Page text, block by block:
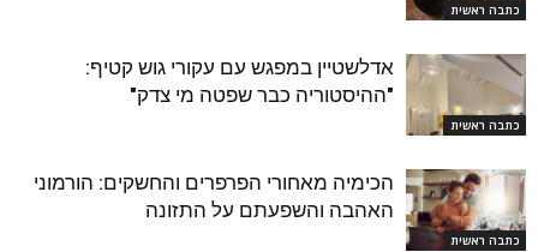
כתבה ראשית
כתבה ראשית
אדלשטיין במפגש עם עקורי גוש קטיף:
"ההיסטוריה כבר שפטה מי צדק"
כתבה ראשית
הכימיה מאחורי הפרפרים והחשקים: הורמוני
האהבה והשפעתם על התזונה